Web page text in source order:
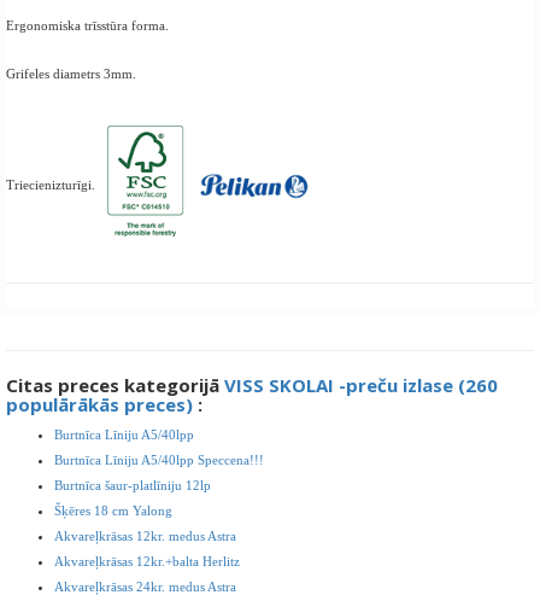
Ergonomiska trīsstūra forma.
Grifeles diametrs 3mm.
Triecienizturīgi.
Citas preces kategorijā VISS SKOLAI -preču izlase (260
populārākās preces) :
Burtnīca Līniju A5/40lpp
Burtnīca Līniju A5/40lpp Speccena!!!
Burtnīca šaur-platlīniju 12lp
Šķēres 18 cm Yalong
Akvareļkrāsas 12kr. medus Astra
Akvareļkrāsas 12kr.+balta Herlitz
Akvareļkrāsas 24kr. medus Astra